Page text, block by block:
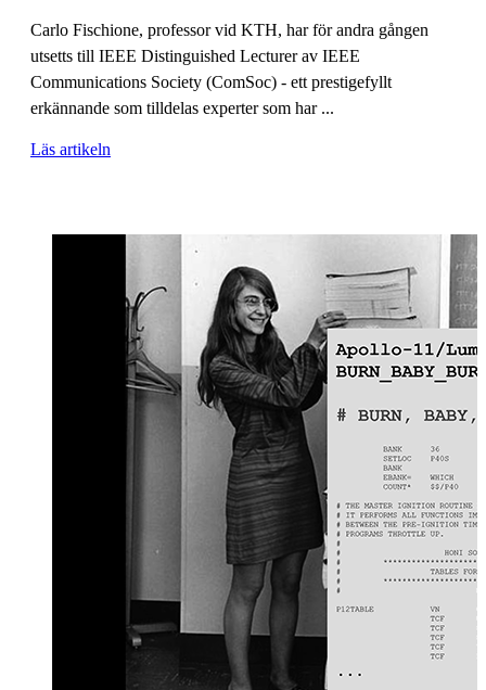
Carlo Fischione, professor vid KTH, har för andra gången
utsetts till IEEE Distinguished Lecturer av IEEE
Communications Society (ComSoc) - ett prestigefyllt
erkännande som tilldelas experter som har ...
Läs artikeln